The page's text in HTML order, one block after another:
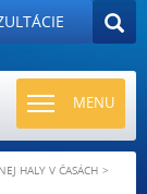
MENU
TOGGLE
HALY V ČASÁCH